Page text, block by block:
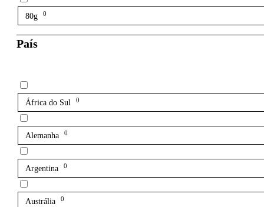
80g 0
País
África do Sul 0
Alemanha 0
Argentina 0
Austrália 0